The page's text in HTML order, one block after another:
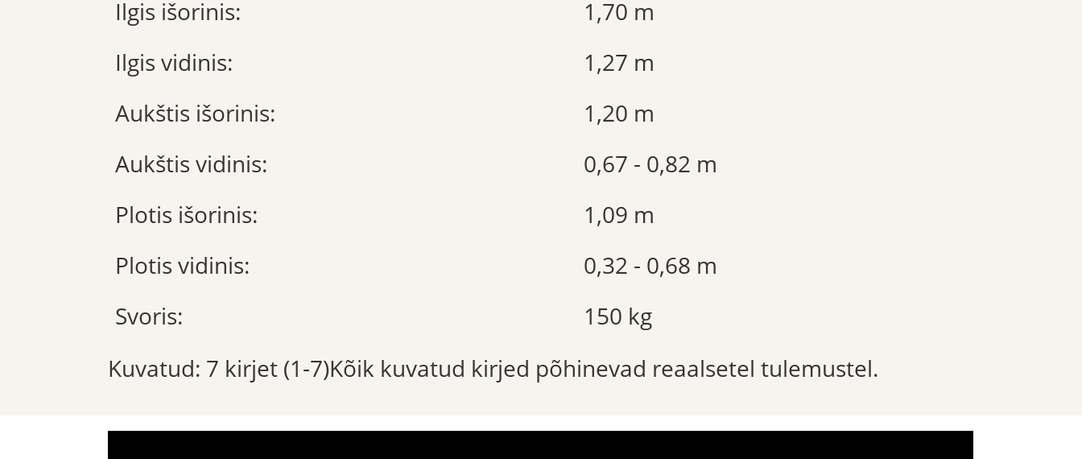
Ilgis išorinis:
1,70 m
Ilgis vidinis:
1,27 m
Aukštis išorinis:
1,20 m
Aukštis vidinis:
0,67 - 0,82 m
Plotis išorinis:
1,09 m
Plotis vidinis:
0,32 - 0,68 m
Svoris:
150 kg
Kuvatud: 7 kirjet (1-7)Kõik kuvatud kirjed põhinevad reaalsetel tulemustel.